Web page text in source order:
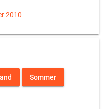
2010
Sommer